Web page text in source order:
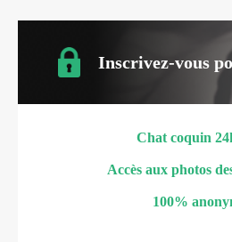
Inscrivez-vous
Chat coquin
Accès aux photos
100%